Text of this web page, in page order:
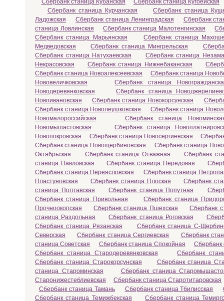
Сбербанк станица Кубанская
Сбербанк станица Кугоейская
Сбербанк станица Курчанская
Сбербанк станица
Ладожская
Сбербанк станица Ленинградская
Сбербанк
станица Ловлинская
Сбербанк станица Малотенгинская
Сбербанк станица Марьянская
Сбербанк станица
Медведовская
Сбербанк станица Мингрельская
Сбербанк станица Натухаевская
Сбербанк станица
Некрасовская
Сбербанк станица Нижнебаканская
Сбербанк станица Новоалексеевская
Сбербанк станица
Нововеличковская
Сбербанк станица
Новодеревянковская
Сбербанк станица
Новоивановская
Сбербанк станица Новокорсунская
Сбербанк станица Новолеушковская
Сбербанк станица
Новомалороссийская
Сбербанк станица
Новомышастовская
Сбербанк станица
Новопокровская
Сбербанк станица Новосергиевская
Сбербанк станица Новощербиновская
Сбербанк станица
Октябрьская
Сбербанк станица Отважная
Сбербанк
станица Павловская
Сбербанк станица Передовая
Сбербанк станица Переясловская
Сбербанк станица
Пластуновская
Сбербанк станица Плоская
Сбербанк
станица Полтавская
Сбербанк станица Попутная
Сбербанк станица Привольная
Сбербанк станица
Прочноокопская
Сбербанк станица Пшехская
Сбербанк
станица Раздольная
Сбербанк станица Роговская
Сбербанк станица Рязанская
Сбербанк станица С-
Северская
Сбербанк станица Сергиевская
Сбербанк
станица Советская
Сбербанк станица Спокойная
Сбербанк
Сбербанк станица Стародеревянковская
Сбербанк
Сбербанк станица Старокорсунская
Сбербанк станица
станица Староминская
Сбербанк станица
Старонижестеблиевская
Сбербанк станица Старотитаровская
Сбербанк станица Тамань
Сбербанк станица Тбилисская
Сбербанк станица Темижбекская
Сбербанк станица